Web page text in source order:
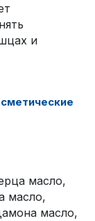
и
масло,
масло,
масло,